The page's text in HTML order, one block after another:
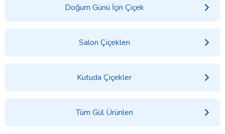
Doğum Günü İçin Çiçek
Salon Çiçekleri
Kutuda Çiçekler
Tüm Gül Ürünleri